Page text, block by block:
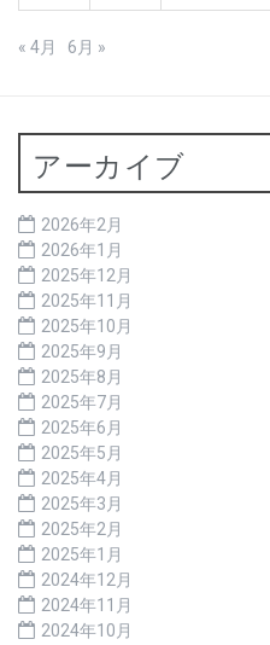
« 4月 6月 »
アーカイブ
2026年2月
2026年1月
2025年12月
2025年11月
2025年10月
2025年9月
2025年8月
2025年7月
2025年6月
2025年5月
2025年4月
2025年3月
2025年2月
2025年1月
2024年12月
2024年11月
2024年10月